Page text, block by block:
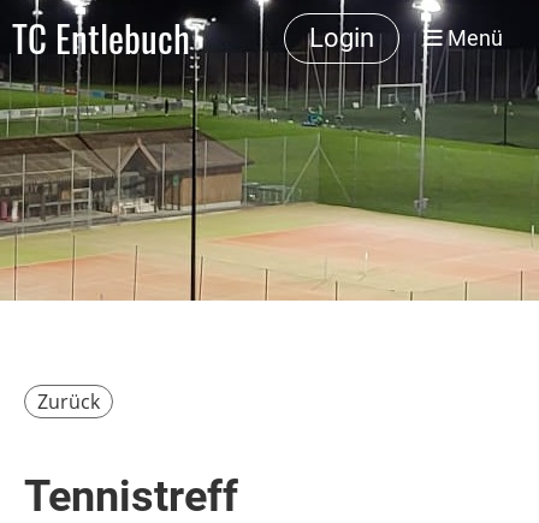
TC Entlebuch Login Menü
Zurück
Tennistreff